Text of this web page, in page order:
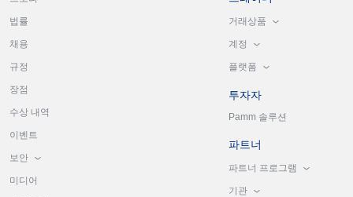
법률
채용
규정
장점
수상 내역
이벤트
보안
미디어
거래상품
계정
플랫폼
투자자
Pamm 솔루션
파트너
파트너 프로그램
기관